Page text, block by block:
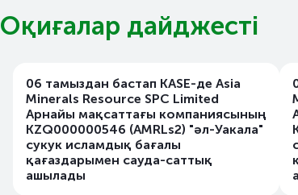
Оқиғалар дайджесті
06 тамыздан бастап KASE-де Asia
Minerals Resource SPC Limited
Арнайы мақсаттағы компаниясының
KZQ000000546 (AMRLs2) "әл-Уакала"
сукук исламдық бағалы
қағаздарымен сауда-саттық
ашылады